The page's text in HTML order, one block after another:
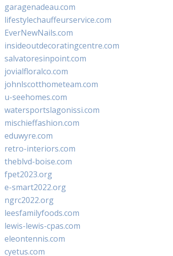
garagenadeau.com
lifestylechauffeurservice.com
EverNewNails.com
insideoutdecoratingcentre.com
salvatoresinpoint.com
jovialfloralco.com
johnlscotthometeam.com
u-seehomes.com
watersportslagonissi.com
mischieffashion.com
eduwyre.com
retro-interiors.com
theblvd-boise.com
fpet2023.org
e-smart2022.org
ngrc2022.org
leesfamilyfoods.com
lewis-lewis-cpas.com
eleontennis.com
cyetus.com